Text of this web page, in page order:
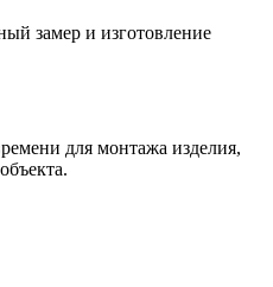
замер и изготовление
для монтажа изделия,